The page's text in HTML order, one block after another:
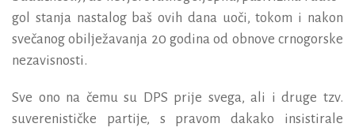
gol stanja nastalog baš ovih dana uoči, tokom i nakon
svečanog obilježavanja 20 godina od obnove crnogorske
nezavisnosti.
Sve ono na čemu su DPS prije svega, ali i druge tzv.
suverenističke partije, s pravom dakako insistirale